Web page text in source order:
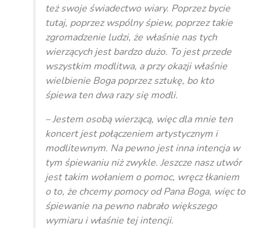
też swoje świadectwo wiary. Poprzez bycie
tutaj, poprzez wspólny śpiew, poprzez takie
zgromadzenie ludzi, że właśnie nas tych
wierzących jest bardzo dużo. To jest przede
wszystkim modlitwa, a przy okazji właśnie
wielbienie Boga poprzez sztukę, bo kto
śpiewa ten dwa razy się modli.
– Jestem osobą wierzącą, więc dla mnie ten
koncert jest połączeniem artystycznym i
modlitewnym. Na pewno jest inna intencja w
tym śpiewaniu niż zwykle. Jeszcze nasz utwór
jest takim wołaniem o pomoc, wręcz łkaniem
o to, że chcemy pomocy od Pana Boga, więc to
śpiewanie na pewno nabrało większego
wymiaru i właśnie tej intencji.